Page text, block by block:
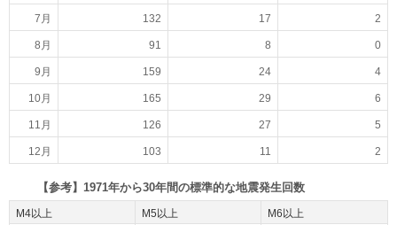
7月 132 17 2
8月 91 8 0
9月 159 24 4
10月 165 29 6
11月 126 27 5
12月 103 11 2
【参考】1971年から30年間の標準的な地震発生回数
M4以上 M5以上
M6以上